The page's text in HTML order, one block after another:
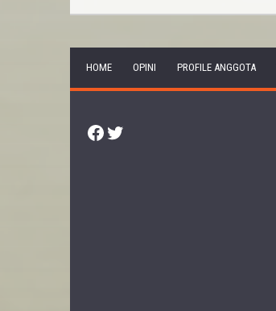
HOME OPINI PROFILE ANGGOTA
Facebook
Twitter